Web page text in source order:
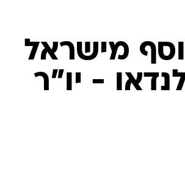
חדשות
המייל האדום
מישראל
- יו"ר